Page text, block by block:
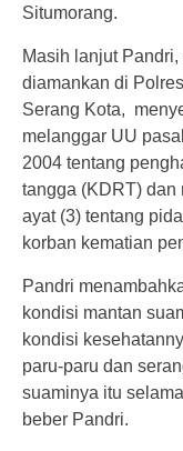
Situmorang.
Masih lanjut
diamankan di
Serang Kota,
melanggar UU
2004 tentang
tangga (KDRT) dan
ayat (3) tentang
korban kematian
Pandri
kondisi mantan
kondisi
paru-paru dan
suaminya itu
beber Pandri.